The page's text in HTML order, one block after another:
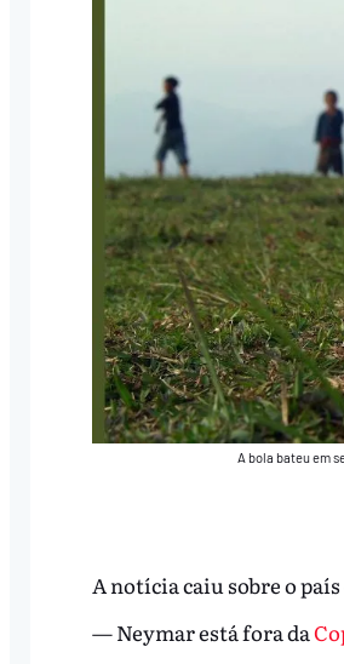
A bola bateu em
A notícia caiu sobre o
— Neymar está fora da